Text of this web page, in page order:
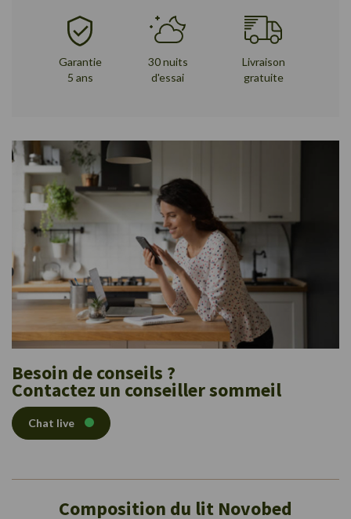
Garantie
5 ans
30 nuits
d'essai
Livraison
gratuite
Besoin de conseils ?
Contactez un conseiller sommeil
Chat live
Composition du lit Novobed